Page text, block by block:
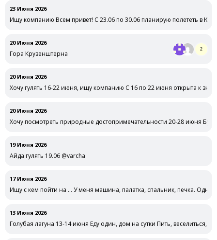
23 Июня 2026
Ищу компанию Всем привет! С 23.06 по 30.06 планирую полететь в
20 Июня 2026
Гора Крузенштерна
2
20 Июня 2026
Хочу гулять 16-22 июня, ищу компанию С 16 по 22 июня открыта к
20 Июня 2026
Хочу посмотреть природные достопримечательности 20-28 июня
19 Июня 2026
Айда гулять 19.06 @varcha
17 Июня 2026
Ищу с кем пойти на … У меня машина, палатка, спальник, печка.
13 Июня 2026
Голубая лагуна 13-14 июня Еду один, дом на сутки Пить, веселиться,